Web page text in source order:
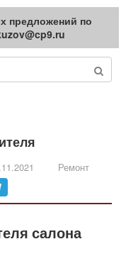
автомобили
Ремонт
салона
предложений по
предложений по